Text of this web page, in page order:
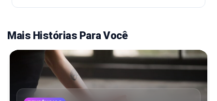
Mais Histórias Para Você